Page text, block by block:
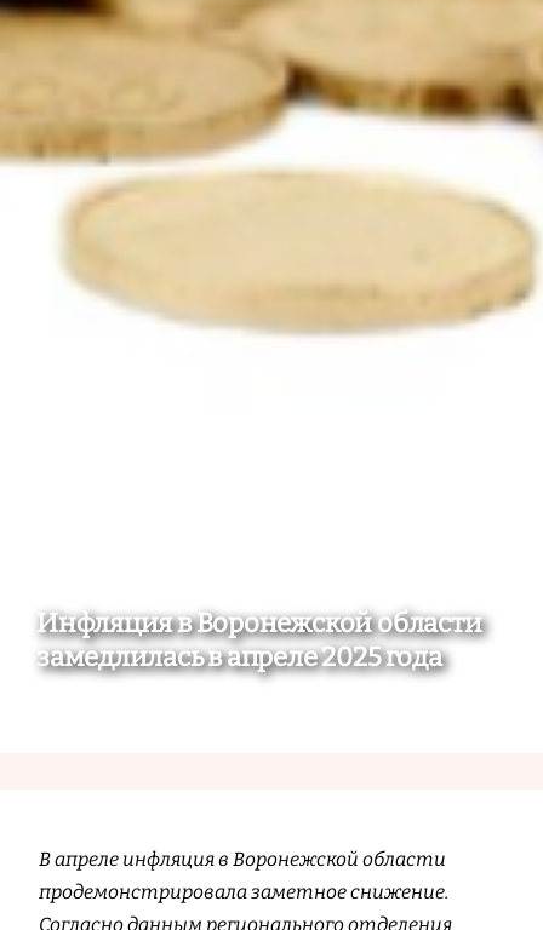
Инфляция в Воронежской области
замедлилась в апреле 2025 года
В апреле инфляция в Воронежской области
продемонстрировала заметное снижение.
Согласно данным регионального отделения